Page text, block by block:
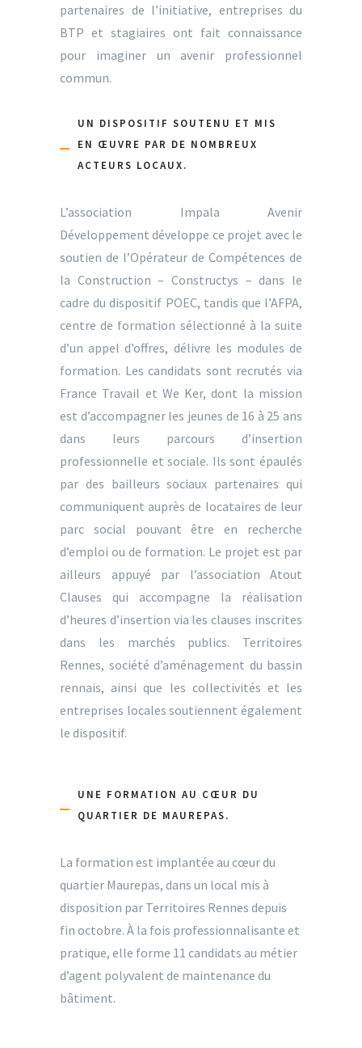
partenaires de l’initiative, entreprises du
BTP et stagiaires ont fait connaissance
pour imaginer un avenir professionnel
commun.
UN DISPOSITIF SOUTENU ET MIS
EN ŒUVRE PAR DE NOMBREUX
ACTEURS LOCAUX.
L’association Impala Avenir
Développement développe ce projet avec le
soutien de l’Opérateur de Compétences de
la Construction – Constructys – dans le
cadre du dispositif POEC, tandis que l’AFPA,
centre de formation sélectionné à la suite
d’un appel d’offres, délivre les modules de
formation. Les candidats sont recrutés via
France Travail et We Ker, dont la mission
est d’accompagner les jeunes de 16 à 25 ans
dans leurs parcours d’insertion
professionnelle et sociale. Ils sont épaulés
par des bailleurs sociaux partenaires qui
communiquent auprès de locataires de leur
parc social pouvant être en recherche
d’emploi ou de formation. Le projet est par
ailleurs appuyé par l’association Atout
Clauses qui accompagne la réalisation
d’heures d’insertion via les clauses inscrites
dans les marchés publics. Territoires
Rennes, société d’aménagement du bassin
rennais, ainsi que les collectivités et les
entreprises locales soutiennent également
le dispositif.
UNE FORMATION AU CŒUR DU
QUARTIER DE MAUREPAS.
La formation est implantée au cœur du
quartier Maurepas, dans un local mis à
disposition par Territoires Rennes depuis
fin octobre. À la fois professionnalisante et
pratique, elle forme 11 candidats au métier
d’agent polyvalent de maintenance du
bâtiment.